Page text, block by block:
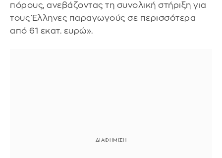
πόρους, ανεβάζοντας τη συνολική στήριξη για
τους Έλληνες παραγωγούς σε περισσότερα
από 61 εκατ. ευρώ».